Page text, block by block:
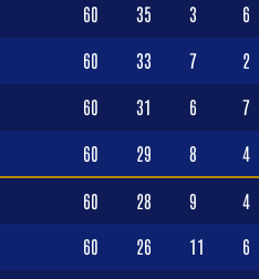
60 35 3 6
60 33 7 2
60 31 6 7
60 29 8 4
60 28 9 4
60 26 11 6